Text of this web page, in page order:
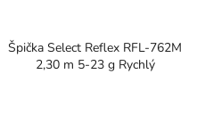
Špička Select Reflex RFL-762M
2,30 m 5-23 g Rychlý